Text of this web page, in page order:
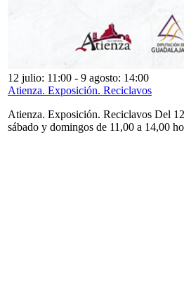
12 julio: 11:00 - 9 agosto: 14:00
Atienza. Exposición. Reciclavos
Atienza. Exposición. Reciclavos Del
sábado y domingos de 11,00 a 14,00